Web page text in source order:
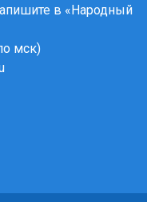
в «Народный
мск)